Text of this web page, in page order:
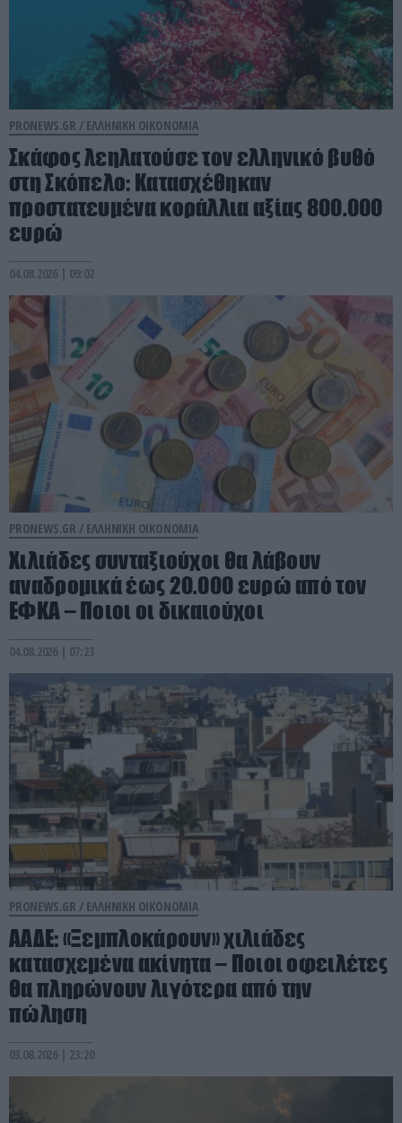
PRONEWS.GR / ΕΛΛΗΝΙΚΗ ΟΙΚΟΝΟΜΙΑ
Σκάφος λεηλατούσε τον ελληνικό βυθό
στη Σκόπελο: Κατασχέθηκαν
προστατευμένα κοράλλια αξίας 800.000
ευρώ
04.08.2026 | 09:02
PRONEWS.GR / ΕΛΛΗΝΙΚΗ ΟΙΚΟΝΟΜΙΑ
Χιλιάδες συνταξιούχοι θα λάβουν
αναδρομικά έως 20.000 ευρώ από τον
ΕΦΚΑ – Ποιοι οι δικαιούχοι
04.08.2026 | 07:23
PRONEWS.GR / ΕΛΛΗΝΙΚΗ ΟΙΚΟΝΟΜΙΑ
ΑΑΔΕ: «Ξεμπλοκάρουν» χιλιάδες
κατασχεμένα ακίνητα – Ποιοι οφειλέτες
θα πληρώνουν λιγότερα από την
πώληση
03.08.2026 | 23:20